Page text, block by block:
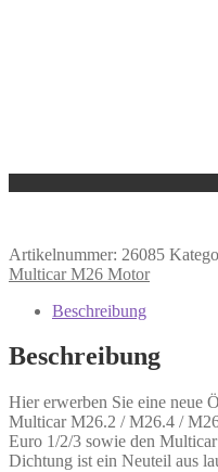
Artikelnummer: 26085
Multicar M26 Motor
Beschreibung
Beschreibung
Hier erwerben Sie eine neue
Multicar M26.2 / M26.4 /
Euro 1/2/3 sowie den
Dichtung ist ein Neuteil aus